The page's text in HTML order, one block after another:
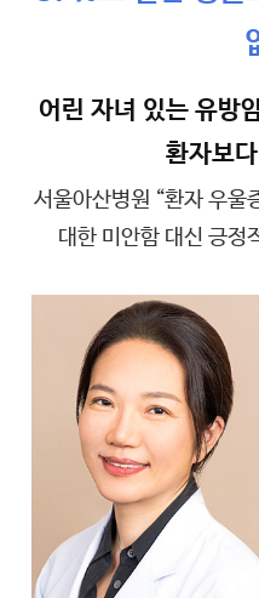
어린 자녀 있는 유방
환자보
서울아산병원 “환자 우울
대한 미안함 대신 긍정